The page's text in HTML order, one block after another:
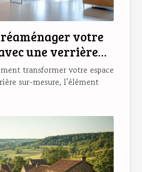
votre
une verrière
? transformer votre espace
sur-mesure, l’élément